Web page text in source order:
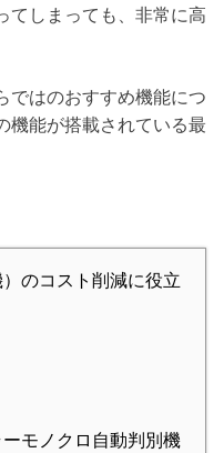
てしまっても、非常に高
ではのおすすめ機能につ
機能が搭載されている最
のコスト削減に役立
モノクロ自動判別機